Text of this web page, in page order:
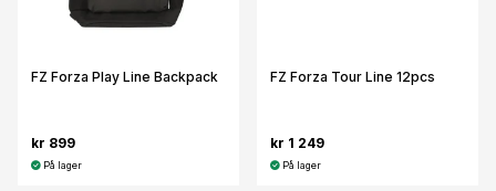
FZ Forza Play Line Backpack
kr 899
På lager
FZ Forza Tour Line 12pcs
kr 1 249
På lager